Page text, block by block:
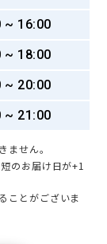
~ 16:00
~ 18:00
~ 20:00
~ 21:00
せん。
のお届け日が+1
ことがございま